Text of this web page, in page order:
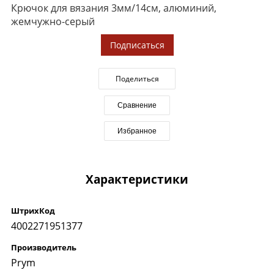
Крючок для вязания 3мм/14см, алюминий,
жемчужно-серый
Подписаться
Поделиться
Сравнение
Избранное
Характеристики
ШтрихКод
4002271951377
Производитель
Prym